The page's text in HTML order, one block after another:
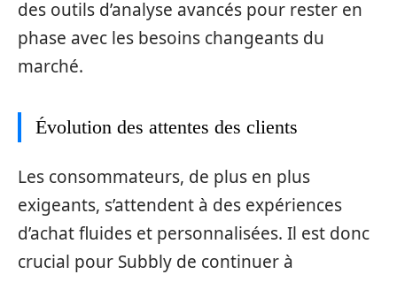
des outils d’analyse avancés pour rester en
phase avec les besoins changeants du
marché.
Évolution des attentes des clients
Les consommateurs, de plus en plus
exigeants, s’attendent à des expériences
d’achat fluides et personnalisées. Il est donc
crucial pour Subbly de continuer à